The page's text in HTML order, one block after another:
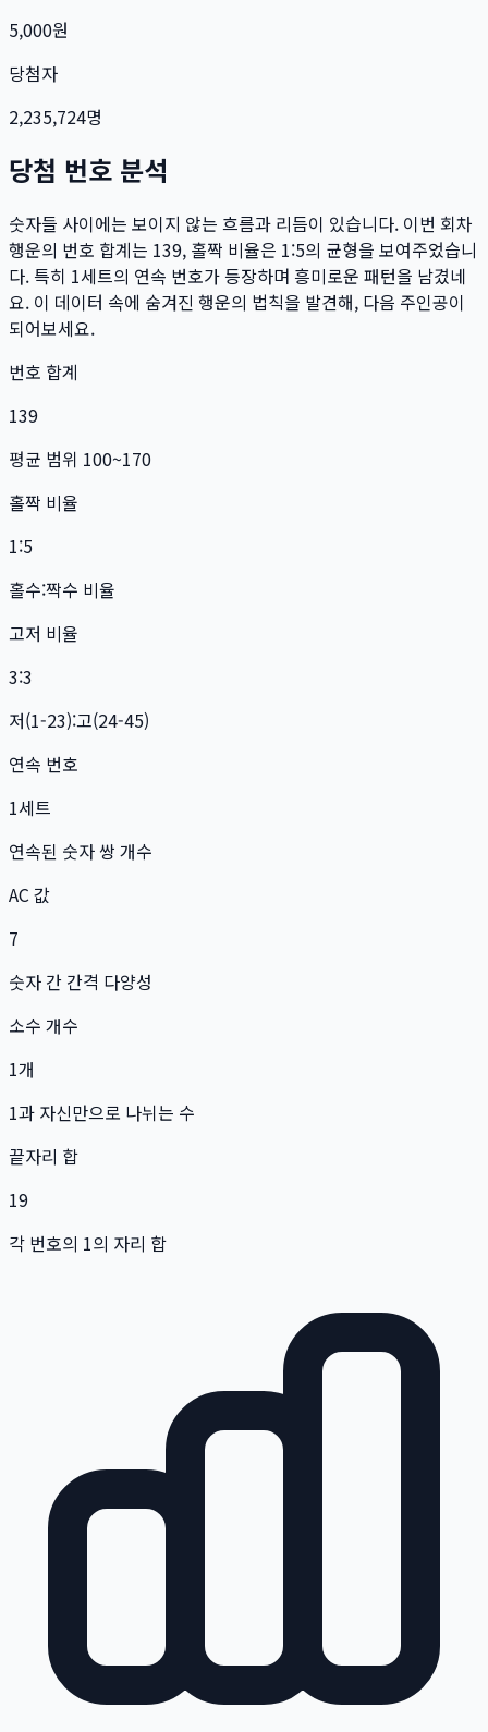
5,000원
당첨자
2,235,724명
당첨 번호 분석
숫자들 사이에는 보이지 않는 흐름과 리듬이 있습니다. 이번 회차
행운의 번호 합계는 139, 홀짝 비율은 1:5의 균형을 보여주었습니
다. 특히 1세트의 연속 번호가 등장하며 흥미로운 패턴을 남겼네
요. 이 데이터 속에 숨겨진 행운의 법칙을 발견해, 다음 주인공이
되어보세요.
번호 합계
139
평균 범위 100~170
홀짝 비율
1:5
홀수:짝수 비율
고저 비율
3:3
저(1-23):고(24-45)
연속 번호
1세트
연속된 숫자 쌍 개수
AC 값
7
숫자 간 간격 다양성
소수 개수
1개
1과 자신만으로 나뉘는 수
끝자리 합
19
각 번호의 1의 자리 합